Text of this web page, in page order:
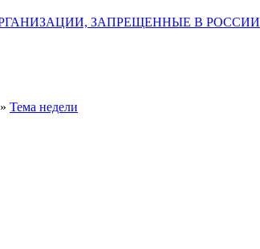
ЗАПРЕЩЕННЫЕ В РОССИИ
Тема недели